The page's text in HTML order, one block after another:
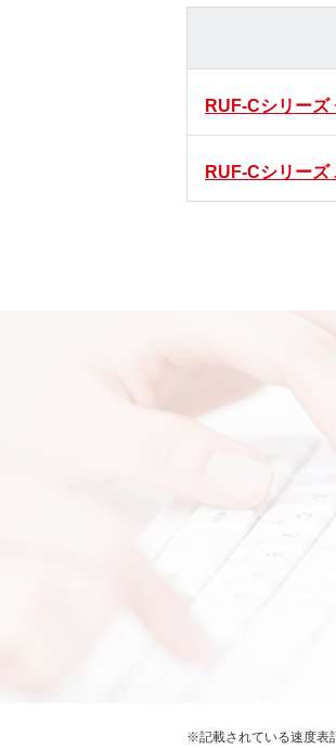
RUF-Cシリーズ
RUF-Cシリー
※記載されている速度表